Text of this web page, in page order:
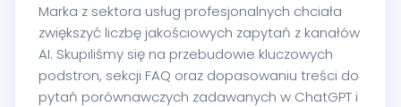
Marka z sektora usług profesjonalnych chciała
zwiększyć liczbę jakościowych zapytań z kanałów
AI. Skupiliśmy się na przebudowie kluczowych
podstron, sekcji FAQ oraz dopasowaniu treści do
pytań porównawczych zadawanych w ChatGPT i